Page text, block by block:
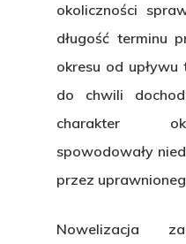
okoliczności
długość terminu
okresu od
do chwili
charakter
spowodowały
przez
Nowelizacja